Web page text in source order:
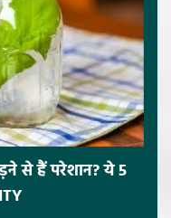
से हैं परेशान? ये 5